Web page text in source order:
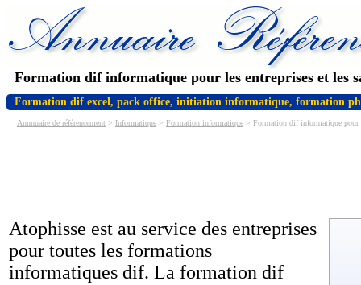
Formation dif informatique pour les entreprises et les
Formation dif excel, pack office, initiation informatique, formation
Annnuaire de référencement > Informatique > Formation informatique > Formation dif informatique pour
Atophisse est au service des entreprises
pour toutes les formations
informatiques dif. La formation dif